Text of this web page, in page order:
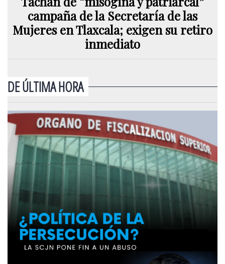
campaña de la Secretaría de las
Mujeres en Tlaxcala; exigen su retiro
inmediato
DE ÚLTIMA HORA